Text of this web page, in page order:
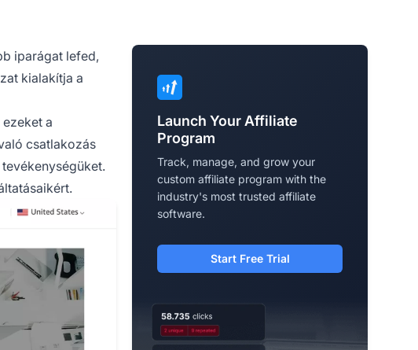
iparágat lefed,
kialakítja a
a
csatlakozás
tevékenységüket.
Launch Your Affiliate
Program
Track, manage, and grow your
custom affiliate program with the
industry's most trusted affiliate
software.
Start Free Trial